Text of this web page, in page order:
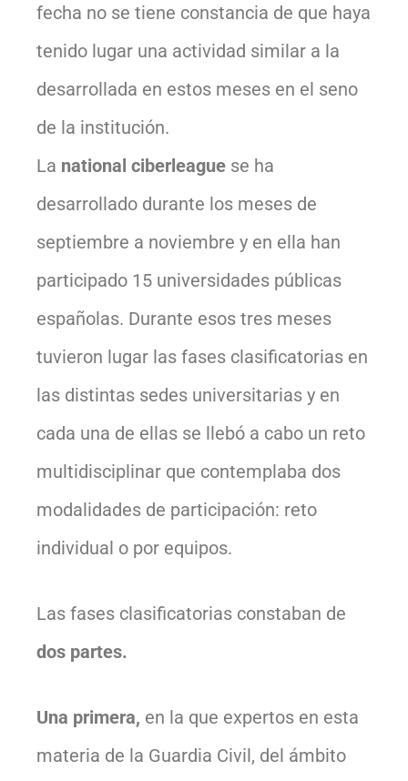
fecha no se tiene constancia de que haya
tenido lugar una actividad similar a la
desarrollada en estos meses en el seno
de la institución.
La national ciberleague se ha
desarrollado durante los meses de
septiembre a noviembre y en ella han
participado 15 universidades públicas
españolas. Durante esos tres meses
tuvieron lugar las fases clasificatorias en
las distintas sedes universitarias y en
cada una de ellas se llebó a cabo un reto
multidisciplinar que contemplaba dos
modalidades de participación: reto
individual o por equipos.
Las fases clasificatorias constaban de
dos partes.
Una primera, en la que expertos en esta
materia de la Guardia Civil, del ámbito